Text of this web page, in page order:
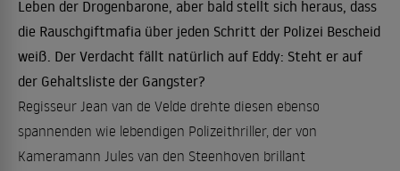
Leben der Drogenbarone, aber bald stellt sich heraus, dass
die Rauschgiftmafia über jeden Schritt der Polizei Bescheid
weiß. Der Verdacht fällt natürlich auf Eddy: Steht er auf
der Gehaltsliste der Gangster?
Regisseur Jean van de Velde drehte diesen ebenso
spannenden wie lebendigen Polizeithriller, der von
Kameramann Jules van den Steenhoven brillant